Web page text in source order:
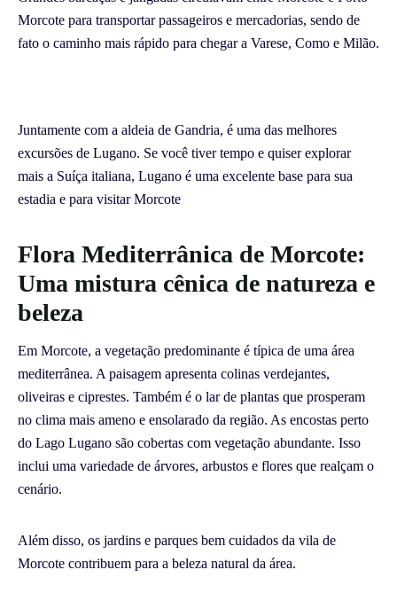
Morcote para transportar passageiros e mercadorias, sendo de
fato o caminho mais rápido para chegar a Varese, Como e Milão.
Juntamente com a aldeia de Gandria, é uma das melhores
excursões de Lugano. Se você tiver tempo e quiser explorar
mais a Suíça italiana, Lugano é uma excelente base para sua
estadia e para visitar Morcote
Flora Mediterrânica de Morcote:
Uma mistura cênica de natureza e
beleza
Em Morcote, a vegetação predominante é típica de uma área
mediterrânea. A paisagem apresenta colinas verdejantes,
oliveiras e ciprestes. Também é o lar de plantas que prosperam
no clima mais ameno e ensolarado da região. As encostas perto
do Lago Lugano são cobertas com vegetação abundante. Isso
inclui uma variedade de árvores, arbustos e flores que realçam o
cenário.
Além disso, os jardins e parques bem cuidados da vila de
Morcote contribuem para a beleza natural da área.